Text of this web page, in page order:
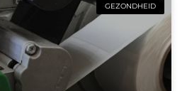
GEZONDHEID